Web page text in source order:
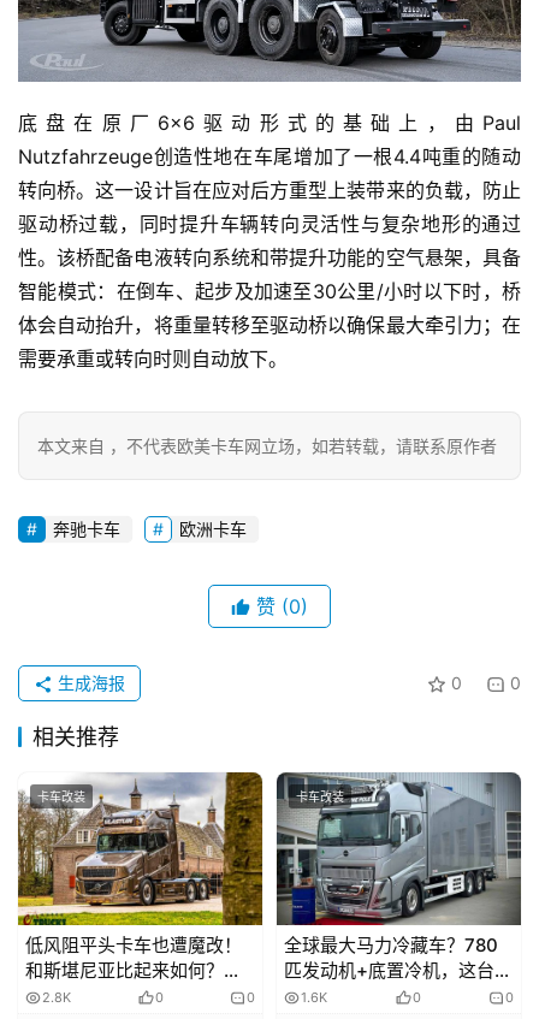
页
独
家
资
讯
视
专
题
登录
底盘在原厂6×6驱动形式的基础上，由Paul
Nutzfahrzeuge创造性地在车尾增加了一根4.4吨重的随动
转向桥。这一设计旨在应对后方重型上装带来的负载，防止
驱动桥过载，同时提升车辆转向灵活性与复杂地形的通过
性。该桥配备电液转向系统和带提升功能的空气悬架，具备
智能模式：在倒车、起步及加速至30公里/小时以下时，桥
体会自动抬升，将重量转移至驱动桥以确保最大牵引力；在
需要承重或转向时则自动放下。
本文来自 ，不代表欧美卡车网立场，如若转载，请联系原作者
奔驰卡车 欧洲卡车
赞 (0)
0 0
生成海报
相关推荐
卡车改装
低风阻平头卡车也遭魔改！
和斯堪尼亚比起来如何？沃
尔沃VT5 Aero长头卡车实拍
2.8K 0 0
卡车改装
全球最大马力冷藏车？780
匹发动机+底置冷机，这台沃
尔沃FH 16竟用来拉腌菜？
1.6K 0 0